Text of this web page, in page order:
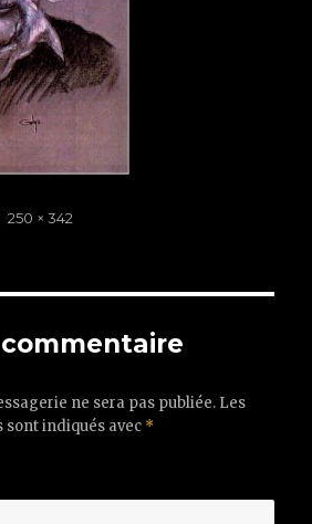
Taille
250 × 342
ne sera pas publiée. Les
indiqués avec *